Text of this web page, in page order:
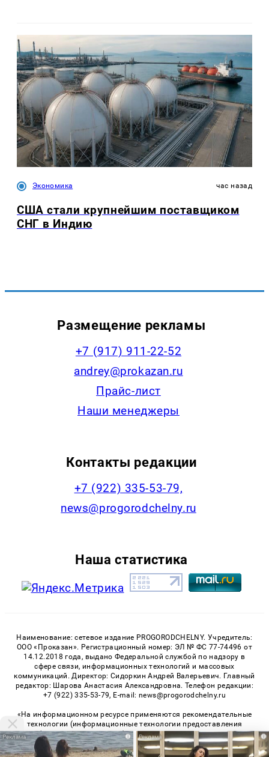
Экономика час назад
США стали крупнейшим поставщиком
СНГ в Индию
Размещение рекламы
+7 (917) 911-22-52
andrey@prokazan.ru
Прайс-лист
Наши менеджеры
Контакты редакции
+7 (922) 335-53-79,
news@progorodchelny.ru
Наша статистика
Наименование: сетевое издание PROGORODCHELNY. Учредитель:
ООО «Проказан». Регистрационный номер: ЭЛ № ФС 77-74496 от
14.12.2018 года, выдано Федеральной службой по надзору в
сфере связи, информационных технологий и массовых
коммуникаций. Директор: Сидоркин Андрей Валерьевич. Главный
редактор: Шарова Анастасия Александровна. Телефон редакции:
+7 (922) 335-53-79, E-mail: news@progorodchelny.ru
«На информационном ресурсе применяются рекомендательные
технологии (информационные технологии предоставления
информации на основе сбора, систематизации и анализа
сведений, относящихся к предпочтениям пользователей сети
«Интернет», находящихся на территории Российской
i i